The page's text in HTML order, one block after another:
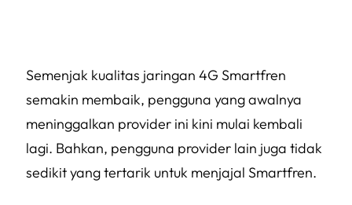
Semenjak kualitas jaringan 4G Smartfren
semakin membaik, pengguna yang awalnya
meninggalkan provider ini kini mulai kembali
lagi. Bahkan, pengguna provider lain juga tidak
sedikit yang tertarik untuk menjajal Smartfren.